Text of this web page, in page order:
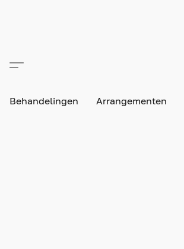
Behandelingen Arrangementen